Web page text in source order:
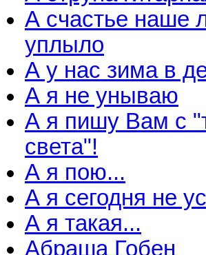
А счастье наше
уплыло
А у нас зима в
А я не унываю
А я пишу Вам с
света"!
А я пою...
А я сегодня не
А я такая...
Абраша Гобен